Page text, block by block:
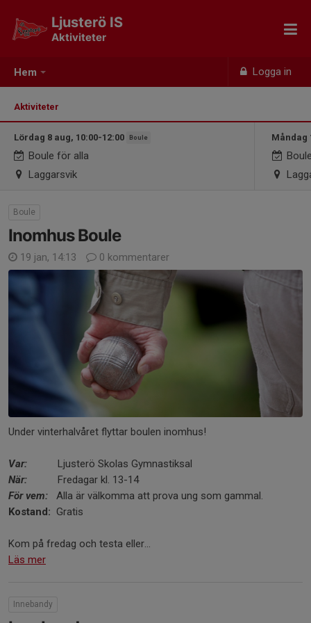
Hem Logga in
Ljusterö IS
Aktiviteter
Aktiviteter
Lördag 8 aug, 10:00-12:00 Boule
Boule för alla
Laggarsvik
Måndag
Boule
Inomhus Boule
19 jan, 14:13 0 kommentarer
Under vinterhalvåret flyttar boulen inomhus!
Var: Ljusterö Skolas Gymnastiksal
När: Fredagar kl. 13-14
För vem: Alla är välkomma att prova ung som gammal.
Kostand: Gratis
Kom på fredag och testa eller...
Läs mer
Innebandy